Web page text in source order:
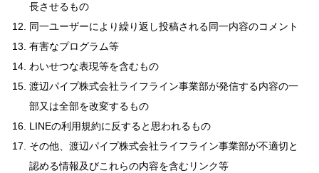
長させるもの
同一ユーザーにより繰り返し投稿される同一内容のコメント
有害なプログラム等
わいせつな表現等を含むもの
渡辺パイプ株式会社ライフライン事業部が発信する内容の一
部又は全部を改変するもの
LINEの利用規約に反すると思われるもの
その他、渡辺パイプ株式会社ライフライン事業部が不適切と
認める情報及びこれらの内容を含むリンク等